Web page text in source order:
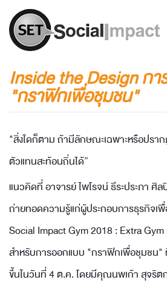
Inside the Design ก
"กราฟิกเพื่อชุมชน"
"สิ่งใดก็ตาม ถ้ามีลักษณะเฉพาะหรือปรา
ตัวแทนสะท้อนถิ่นได้”
แนวคิดที่ อาจารย์ ไพโรจน์ ธีระประภา ศิ
ถ่ายทอดความรู้แก่ผู้ประกอบการธุรกิจเพื่
Social Impact Gym 2018 : Extra
สำหรับการออกแบบ "กราฟิกเพื่อชุมชน
ขึ้นในวันที่ 4 ต.ค. โดยมีคุณนพเก้า สุจริ